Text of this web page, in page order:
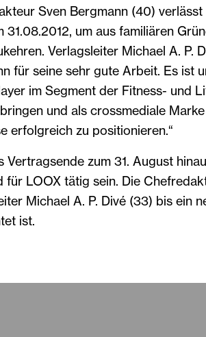
Sven Bergmann (40)
31.08.2012, um aus familiären
Verlagsleiter Michael A. P.
für seine sehr gute Arbeit. Es ist
im Segment der Fitness- und
und als crossmediale
erfolgreich zu positionieren.“
Vertragsende zum 31. August
für LOOX tätig sein. Die
Michael A. P. Divé (33) bis ein
ist.